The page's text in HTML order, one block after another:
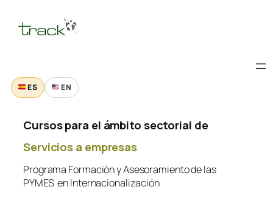
contenido
ES EN
Cursos para el ámbito sectorial de
Servicios a empresas
Programa Formación y Asesoramiento de las
PYMES en Internacionalización